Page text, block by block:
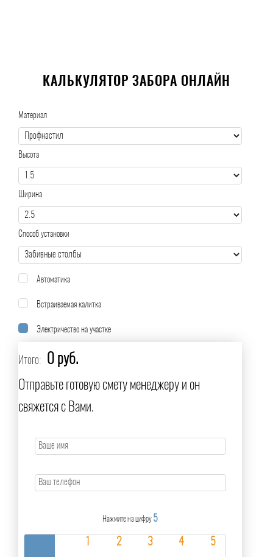
КАЛЬКУЛЯТОР ЗАБОРА ОНЛАЙН
Материал
Высота
Ширина
Способ установки
Автоматика
Встраиваемая калитка
Электричество на участке
Итого: 0 руб.
Отправьте готовую смету менеджеру и он
свяжется с Вами.
Нажмите на цифру 5